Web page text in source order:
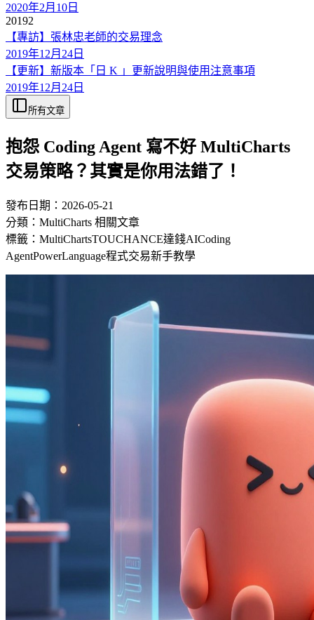
2020年2月10日
20192
【專訪】張林忠老師的交易理念
2019年12月24日
【更新】新版本「日 K 」更新說明與使用注意事項
2019年12月24日
所有文章
抱怨 Coding Agent 寫不好 MultiCharts
交易策略？其實是你用法錯了！
發布日期： 2026-05-21
分類： MultiCharts 相關文章
標籤： MultiChartsTOUCHANCE達錢AICoding
AgentPowerLanguage程式交易新手教學